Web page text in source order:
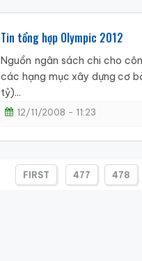
Tin tổng hợp Olympic 2012
Nguồn ngân sách chi cho
các hạng mục xây dựng cơ
tỷ)...
12/11/2008 - 11:23
FIRST 477 478